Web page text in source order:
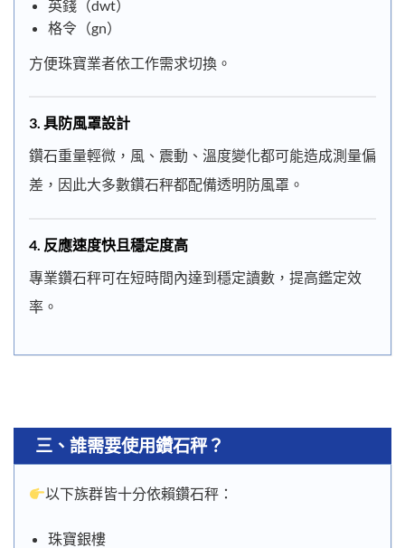
英錢（dwt）
格令（gn）
方便珠寶業者依工作需求切換。
3. 具防風罩設計
鑽石重量輕微，風、震動、溫度變化都可能造成測量偏
差，因此大多數鑽石秤都配備透明防風罩。
4. 反應速度快且穩定度高
專業鑽石秤可在短時間內達到穩定讀數，提高鑑定效
率。
三、誰需要使用鑽石秤？
以下族群皆十分依賴鑽石秤：
珠寶銀樓